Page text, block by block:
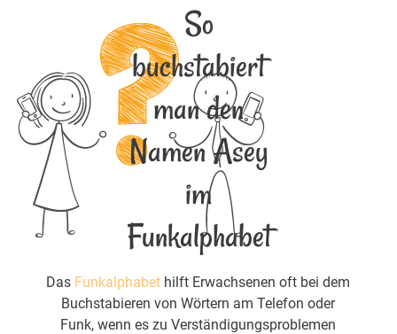
So
buchstabiert
man den
Namen Asey
im
Funkalphabet
Das Funkalphabet hilft Erwachsenen oft bei dem
Buchstabieren von Wörtern am Telefon oder
Funk, wenn es zu Verständigungsproblemen